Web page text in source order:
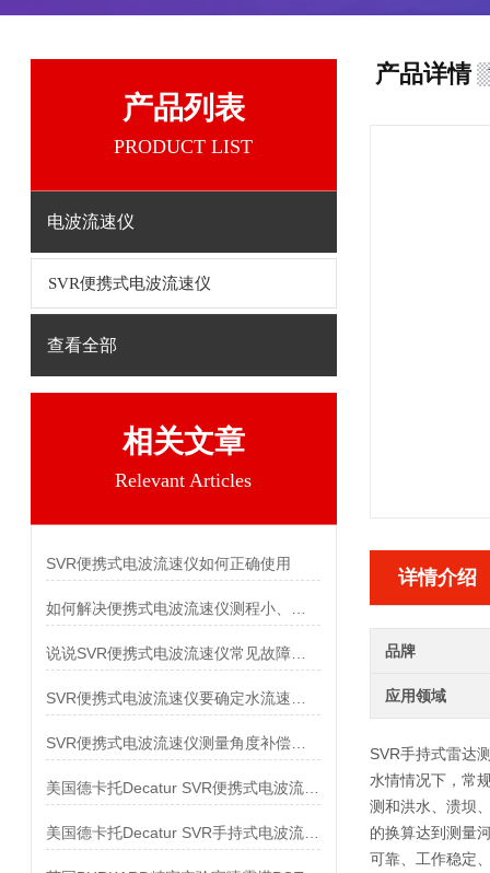
产品列表
PRODUCT LIST
电波流速仪
SVR便携式电波流速仪
查看全部
相关文章
Relevant Articles
SVR便携式电波流速仪如何正确使用
产品详情
详情介绍
品牌
应用领域
SVR手持式雷达
水情情况下，常
测和洪水、溃坝
的换算达到测量
可靠、工作稳定